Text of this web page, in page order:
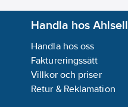
Handla hos Ahlsell
Handla hos oss
Faktureringssätt
Villkor och priser
Retur & Reklamation